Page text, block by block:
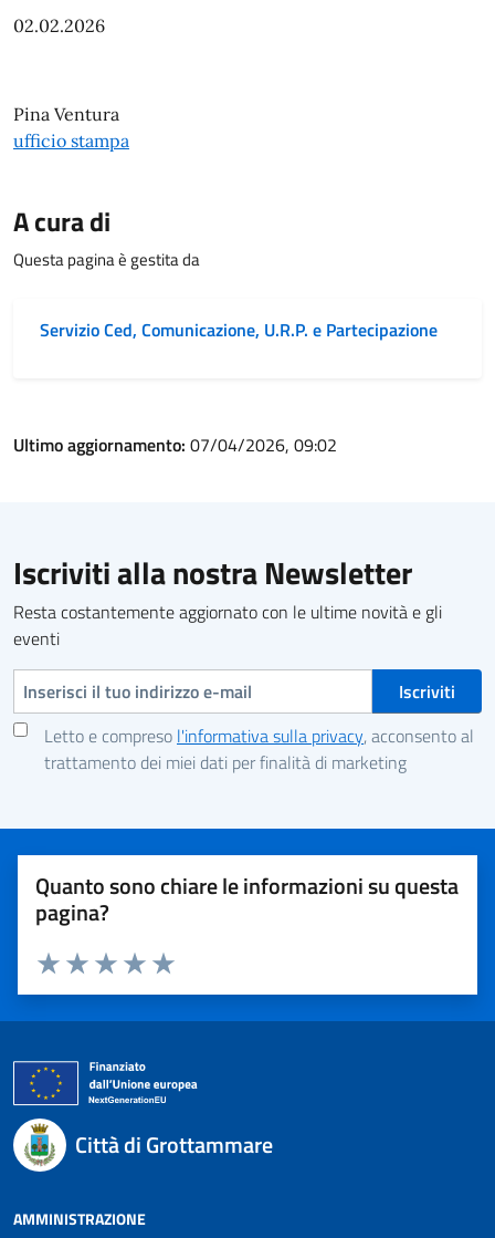
02.02.2026
Pina Ventura
ufficio stampa
A cura di
Questa pagina è gestita da
Servizio Ced, Comunicazione, U.R.P. e Partecipazione
Ultimo aggiornamento: 07/04/2026, 09:02
Iscriviti alla nostra Newsletter
Resta costantemente aggiornato con le ultime novità e gli
eventi
Indirizzo e-mail
Letto e compreso l'informativa sulla privacy, acconsento al
trattamento dei miei dati per finalità di marketing
Quanto sono chiare le informazioni su questa
pagina?
Valuta 5 stelle su 5
Valuta 4 stelle su 5
Valuta 3 stelle su 5
Valuta 2 stelle su 5
Valuta 1 stelle su 5
Città di Grottammare
AMMINISTRAZIONE